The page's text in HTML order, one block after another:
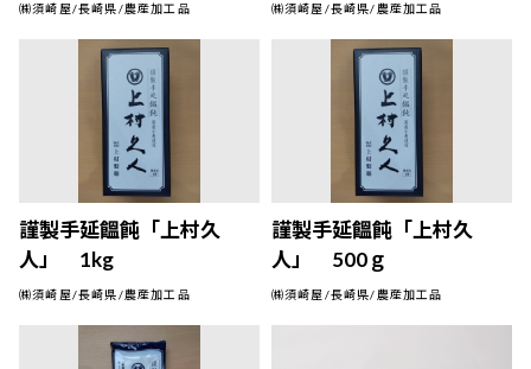
㈱須崎屋/長崎県/農産加工品 ㈱須崎屋/長崎県/農産加工品
謹製手延饂飩「上村久
人」 1kg
㈱須崎屋/長崎県/農産加工品
謹製手延饂飩「上村久
人」 500ｇ
㈱須崎屋/長崎県/農産加工品